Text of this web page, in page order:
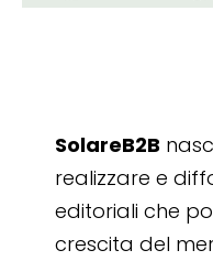
SolareB2B
realizzare e
editoriali che
crescita del